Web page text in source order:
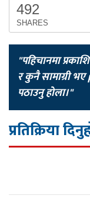
492
SHARES
"पहिचानमा
र कुनै सामाग्री भए
पठाउनु होला।"
प्रतिक्रिया